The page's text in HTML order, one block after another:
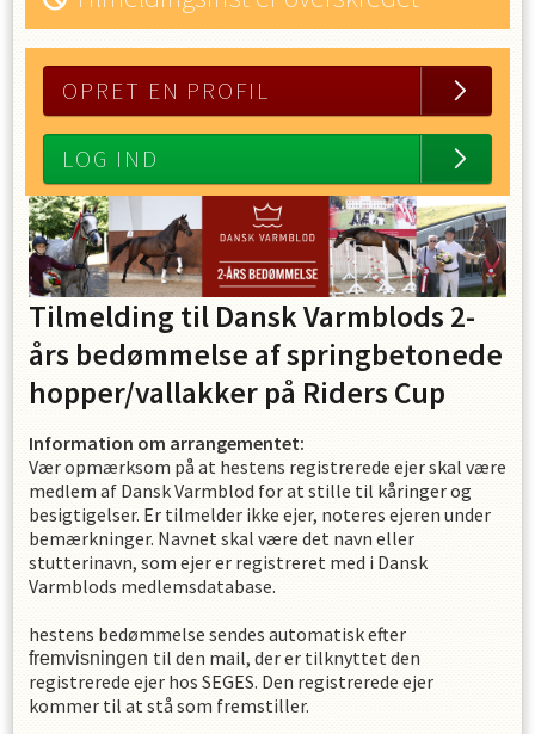
OPRET EN PROFIL
LOG IND
Tilmelding til Dansk Varmblods 2-
års bedømmelse af springbetonede
hopper/vallakker på Riders Cup
Information om arrangementet:
Vær opmærksom på at hestens registrerede ejer skal være
medlem af Dansk Varmblod for at stille til kåringer og
besigtigelser. Er tilmelder ikke ejer, noteres ejeren under
bemærkninger. Navnet skal være det navn eller
stutterinavn, som ejer er registreret med i Dansk
Varmblods medlemsdatabase.
hestens bedømmelse sendes automatisk efter
fremvisningen til den mail, der er tilknyttet den
registrerede ejer hos SEGES. Den registrerede ejer
kommer til at stå som fremstiller.